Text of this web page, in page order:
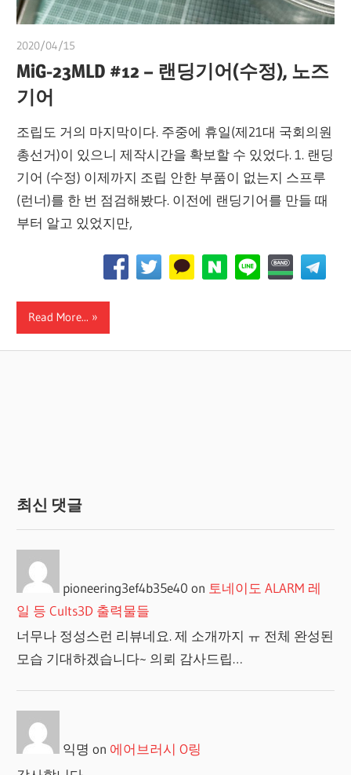
2020/04/15
MiG-23MLD #12 – 랜딩기어(수정), 노즈
기어
조립도 거의 마지막이다. 주중에 휴일(제21대 국회의원
총선거)이 있으니 제작시간을 확보할 수 있었다. 1. 랜딩
기어 (수정) 이제까지 조립 안한 부품이 없는지 스프루
(런너)를 한 번 점검해봤다. 이전에 랜딩기어를 만들 때
부터 알고 있었지만,
Read More...
최신 댓글
pioneering3ef4b35e40 on 토네이도 ALARM 레
일 등 Cults3D 출력물들
너무나 정성스런 리뷰네요. 제 소개까지 ㅠ 전체 완성된
모습 기대하겠습니다~ 의뢰 감사드립…
익명 on 에어브러시 O링